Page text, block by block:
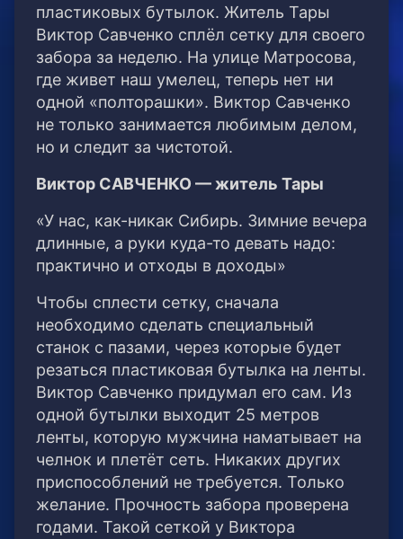
пластиковых бутылок. Житель Тары
Виктор Савченко сплёл сетку для своего
забора за неделю. На улице Матросова,
где живет наш умелец, теперь нет ни
одной «полторашки». Виктор Савченко
не только занимается любимым делом,
но и следит за чистотой.
Виктор САВЧЕНКО — житель Тары
«У нас, как-никак Сибирь. Зимние вечера
длинные, а руки куда-то девать надо:
практично и отходы в доходы»
Чтобы сплести сетку, сначала
необходимо сделать специальный
станок с пазами, через которые будет
резаться пластиковая бутылка на ленты.
Виктор Савченко придумал его сам. Из
одной бутылки выходит 25 метров
ленты, которую мужчина наматывает на
челнок и плетёт сеть. Никаких других
приспособлений не требуется. Только
желание. Прочность забора проверена
годами. Такой сеткой у Виктора